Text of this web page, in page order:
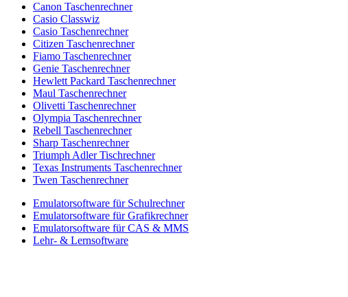
Canon Taschenrechner
Casio Classwiz
Casio Taschenrechner
Citizen Taschenrechner
Fiamo Taschenrechner
Genie Taschenrechner
Hewlett Packard Taschenrechner
Maul Taschenrechner
Olivetti Taschenrechner
Olympia Taschenrechner
Rebell Taschenrechner
Sharp Taschenrechner
Triumph Adler Tischrechner
Texas Instruments Taschenrechner
Twen Taschenrechner
Emulatorsoftware für Schulrechner
Emulatorsoftware für Grafikrechner
Emulatorsoftware für CAS & MMS
Lehr- & Lernsoftware